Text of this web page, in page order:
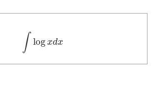
∫ log xdx